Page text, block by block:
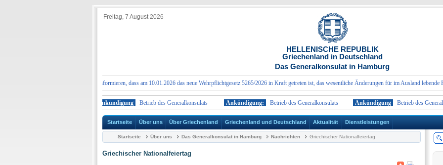
Freitag, 7 August 2026
HELLENISCHE REPUBLIK
Griechenland in Deutschland
Das Generalkonsulat in Hamburg
Wir möchten Sie darüber informieren, dass am 10.01.2026 das neue Wehrpflichtgesetz 5265/2026 in Kraft getreten ist, das wesentliche Änderungen für im Ausland lebende
Ankündigung Betrieb des Generalkonsulats Ankündigung: Betrieb des Generalkonsulats Ankündigung Betrieb des
Startseite Über uns Über Griechenland Griechenland und Deutschland Aktualität Dienstleistungen
Startseite Über uns Das Generalkonsulat in Hamburg Nachrichten Griechischer Nationalfeiertag
Griechischer Nationalfeiertag